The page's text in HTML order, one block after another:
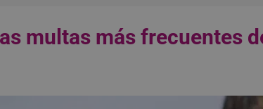
multas más frecuentes